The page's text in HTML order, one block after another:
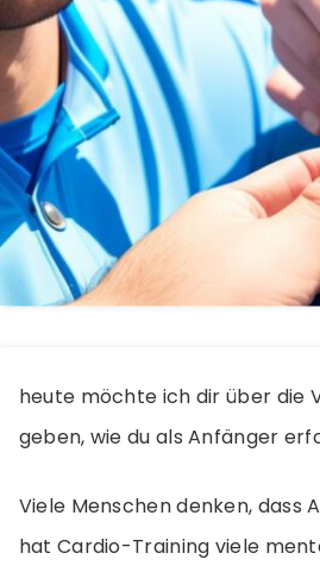
heute möchte ich dir über die
geben, wie du als Anfänger
Viele Menschen denken, dass
hat Cardio-Training viele